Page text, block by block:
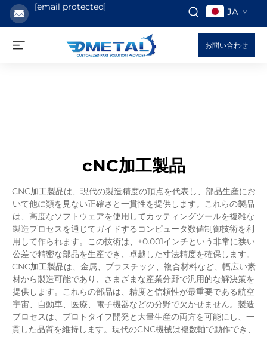
[email protected] JA
お問い合わせ
cNC加工製品
CNC加工製品は、現代の製造精度の頂点を代表し、部品生産にお
いて他に類を見ない正確さと一貫性を提供します。これらの製品
は、高度なソフトウェアを使用してカッティングツールを複雑な
製造プロセスを通じてガイドするコンピュータ数値制御技術を利
用して作られます。この技術は、±0.001インチという非常に狭い
公差で精密な部品を生産でき、卓越した寸法精度を確保します。
CNC加工製品は、金属、プラスチック、複合材料など、幅広い素
材から製造可能であり、さまざまな産業分野で汎用的な解決策を
提供します。これらの部品は、精度と信頼性が最重要である航空
宇宙、自動車、医療、電子機器などの分野で欠かせません。製造
プロセスは、プロトタイプ開発と大量生産の両方を可能にし、一
貫した品質を維持します。現代のCNC機械は複数軸で動作でき、